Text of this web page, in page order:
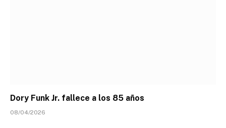
Dory Funk Jr. fallece a los 85 años
08/04/2026